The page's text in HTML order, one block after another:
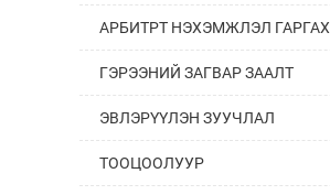
АРБИТРТ НЭХЭМЖЛЭЛ ГАРГАХ
ГЭРЭЭНИЙ ЗАГВАР ЗААЛТ
ЭВЛЭРҮҮЛЭН ЗУУЧЛАЛ
ТООЦООЛУУР